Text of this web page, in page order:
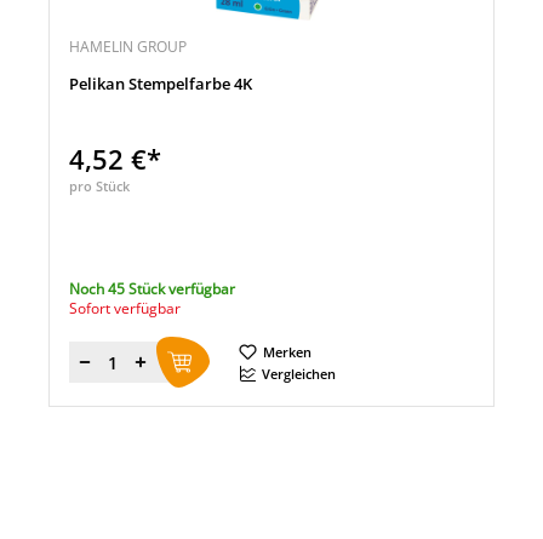
HAMELIN GROUP
Pelikan Stempelfarbe 4K
4,52 €*
pro Stück
Noch 45 Stück verfügbar
Sofort verfügbar
Menge
Merken
Vergleichen